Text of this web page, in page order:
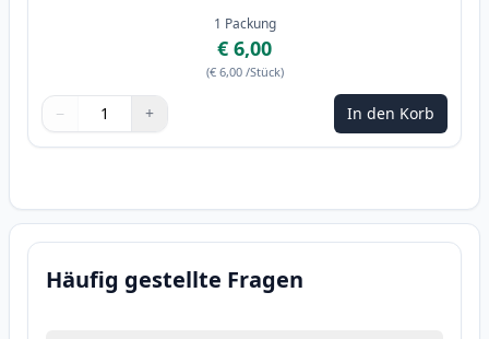
1 Packung
€ 6,00
(€ 6,00 /Stück)
Menge
Verwenden Sie die Tasten, um anzupassen
− +
Menge 1 In den Korb
Häufig gestellte Fragen